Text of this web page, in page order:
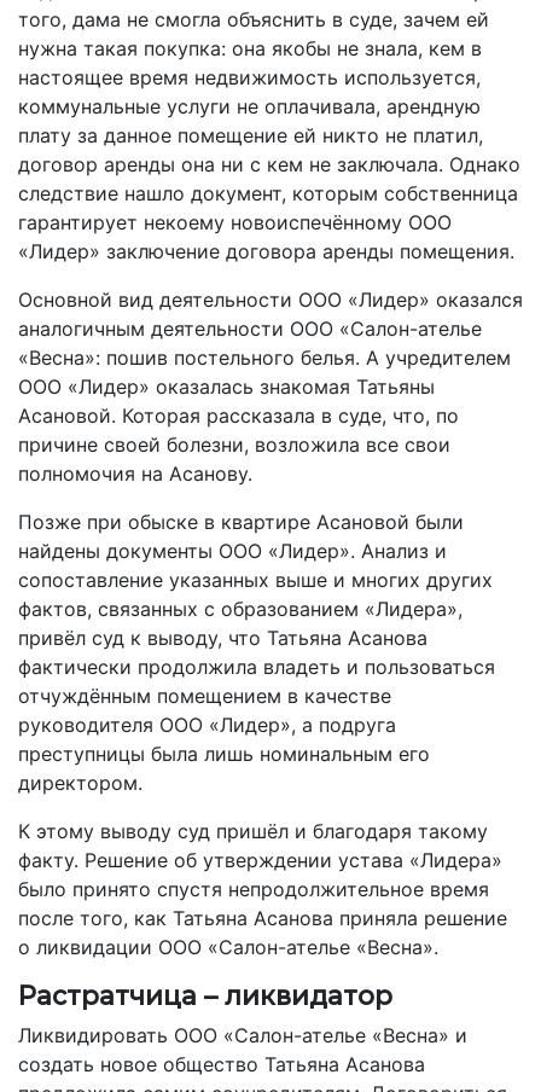
того, дама не смогла объяснить в суде, зачем ей
нужна такая покупка: она якобы не знала, кем в
настоящее время недвижимость используется,
коммунальные услуги не оплачивала, арендную
плату за данное помещение ей никто не платил,
договор аренды она ни с кем не заключала. Однако
следствие нашло документ, которым собственница
гарантирует некоему новоиспечённому ООО
«Лидер» заключение договора аренды помещения.
Основной вид деятельности ООО «Лидер» оказался
аналогичным деятельности ООО «Салон-­ателье
«Весна»: пошив постельного белья. А учредителем
ООО «Лидер» оказалась знакомая Татьяны
Асановой. Которая рассказала в суде, что, по
причине своей болезни, возложила все свои
полномочия на Асанову.
Позже при обыске в квартире Асановой были
найдены документы ООО «Лидер». Анализ и
сопоставление указанных выше и многих других
фактов, связанных с образованием «Лидера»,
привёл суд к выводу, что Татьяна Асанова
фактически продолжила владеть и пользоваться
отчуждённым помещением в качестве
руководителя ООО «Лидер», а подруга
преступницы была лишь номинальным его
директором.
К этому выводу суд пришёл и благодаря такому
факту. Решение об утверждении устава «Лидера»
было принято спустя непродолжительное время
после того, как Татьяна Асанова приняла решение
о ликвидации ООО «Салон-­ателье «Весна».
Растратчица – ликвидатор
Ликвидировать ООО «Салон­-ателье «Весна» и
создать новое общество Татьяна Асанова